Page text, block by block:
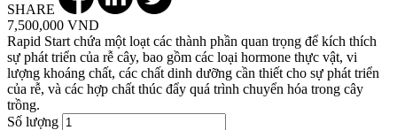
SHARE
7,500,000 VND
Rapid Start chứa một loạt các thành phần quan trọng để kích thích
sự phát triển của rễ cây, bao gồm các loại hormone thực vật, vi
lượng khoáng chất, các chất dinh dưỡng cần thiết cho sự phát triển
của rễ, và các hợp chất thúc đẩy quá trình chuyển hóa trong cây
trồng.
Số lượng